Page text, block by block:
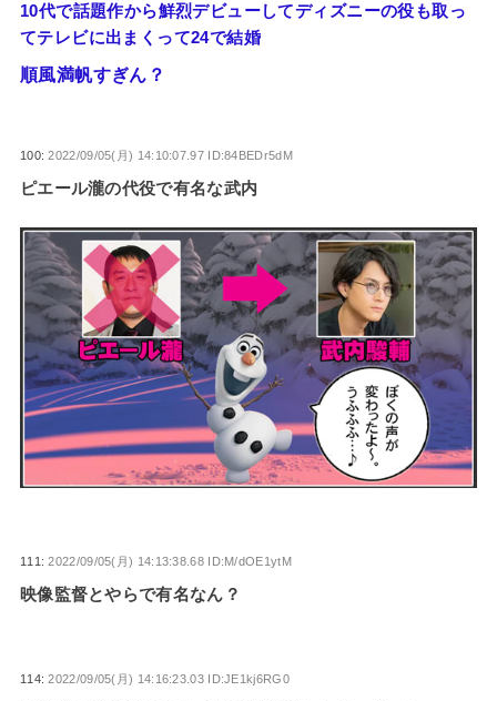
10代で話題作から鮮烈デビューしてディズニーの役も取っ
てテレビに出まくって24で結婚
順風満帆すぎん？
100:2022/09/05(月) 14:10:07.97 ID:84BEDr5dM
ピエール瀧の代役で有名な武内
111:2022/09/05(月) 14:13:38.68 ID:M/dOE1ytM
映像監督とやらで有名なん？
114:2022/09/05(月) 14:16:23.03 ID:JE1kj6RG0